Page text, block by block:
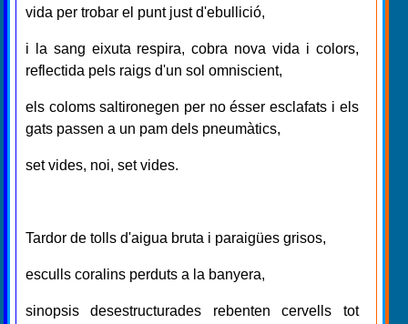
vida per trobar el punt just d'ebullició,
i la sang eixuta respira, cobra nova vida i colors,
reflectida pels raigs d'un sol omniscient,
els coloms saltironegen per no ésser esclafats i els
gats passen a un pam dels pneumàtics,
set vides, noi, set vides.
Tardor de tolls d'aigua bruta i paraigües grisos,
esculls coralins perduts a la banyera,
sinopsis desestructurades rebenten cervells tot